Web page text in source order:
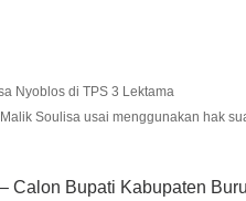
Soulisa usai menggunakan hak
– Calon Bupati Kabupaten